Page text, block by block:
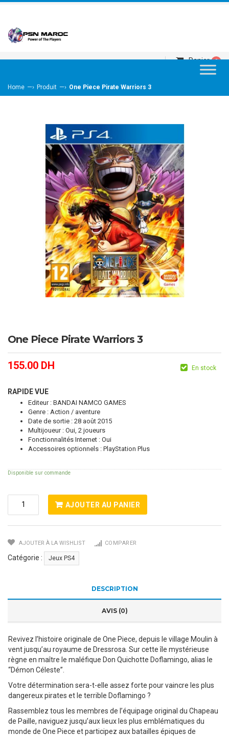
Panier 0
Home —› Produit —› One Piece Pirate Warriors 3
One Piece Pirate Warriors 3
155.00 DH En stock
RAPIDE VUE
Editeur : BANDAI NAMCO GAMES
Genre : Action / aventure
Date de sortie : 28 août 2015
Multijoueur : Oui, 2 joueurs
Fonctionnalités Internet : Oui
Accessoires optionnels : PlayStation Plus
Disponible sur commande
Quantité
De
One
Pirate
Warriors
AJOUTER AU PANIER
AJOUTER À LA WISHLIST COMPARER
Catégorie : Jeux PS4
DESCRIPTION
AVIS (0)
Revivez l’histoire originale de One Piece, depuis le village Moulin à
vent jusqu’au royaume de Dressrosa. Sur cette île mystérieuse
règne en maître le maléfique Don Quichotte Doflamingo, alias le
“Démon Céleste”.
Votre détermination sera-t-elle assez forte pour vaincre les plus
dangereux pirates et le terrible Doflamingo ?
Rassemblez tous les membres de l’équipage original du Chapeau
de Paille, naviguez jusqu’aux lieux les plus emblématiques du
monde de One Piece et participez aux batailles épiques de